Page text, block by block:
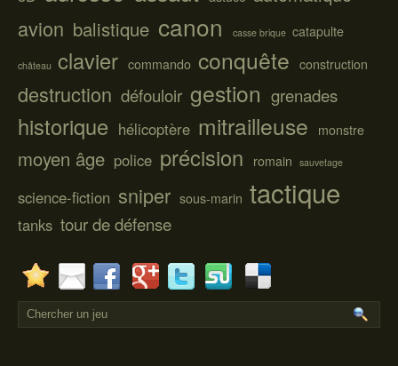
avion balistique canon casse brique catapulte
château clavier commando conquête construction
destruction défouloir gestion grenades
historique hélicoptère mitrailleuse monstre
moyen âge police précision romain sauvetage
science-fiction sniper sous-marin tactique
tanks tour de défense